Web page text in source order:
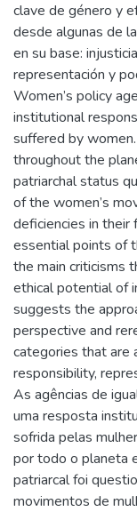
clave de género y
desde algunas de
en su base:
representación y
Women’s policy
institutional
suffered by
throughout the
patriarchal status
of the women’s
deficiencies in their
essential points of
the main criticisms
ethical potential of
suggests the
perspective and
categories that are
responsibility,
As agências de
uma resposta
sofrida pelas
por todo o planeta
patriarcal foi
movimentos de